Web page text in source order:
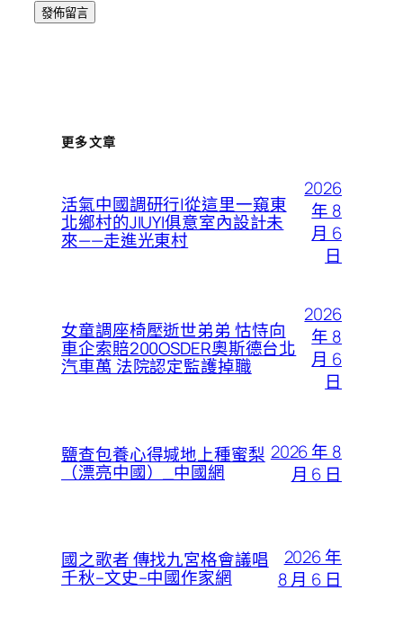
更多文章
活氣中國調研行|從這里一窺東
北鄉村的JIUYI俱意室內設計未
來——走進光東村
2026
年 8
月 6
日
女童調座椅壓逝世弟弟 怙恃向
車企索賠200OSDER奧斯德台北
汽車萬 法院認定監護掉職
2026
年 8
月 6
日
鹽查包養心得堿地上種蜜梨
（漂亮中國）_中國網
2026 年 8
月 6 日
國之歌者 傳找九宮格會議唱
千秋–文史–中國作家網
2026 年
8 月 6 日